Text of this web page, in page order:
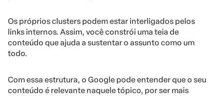
Os próprios clusters podem estar interligados pelos
links internos. Assim, você constrói uma teia de
conteúdo que ajuda a sustentar o assunto como um
todo.
Com essa estrutura, o Google pode entender que o seu
conteúdo é relevante naquele tópico, por ser mais